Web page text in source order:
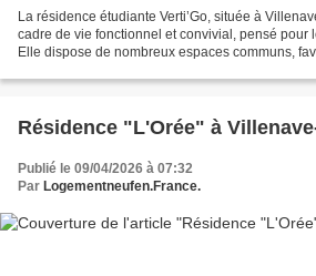
La résidence étudiante Verti’Go, située à
cadre de vie fonctionnel et convivial, pensé pour
Elle dispose de nombreux espaces communs,
Résidence "L'Orée" à
Publié le 09/04/2026 à 07:32
Par Logementneufen.France.